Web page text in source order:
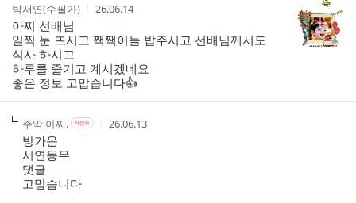
작
성
자
박서연(수필가)
작
시
간
26.06.14
아찌 선배님
일찍 눈 뜨시고 짹짹이들 밥주시고 선배님께서도
식사 하시고
하루를 즐기고 계시겠네요
좋은 정보 고맙습니다👍
작
성
자
주막 아찌.작
여
작
작
26.06.13
방가운
서연동무
댓글
고맙습니다